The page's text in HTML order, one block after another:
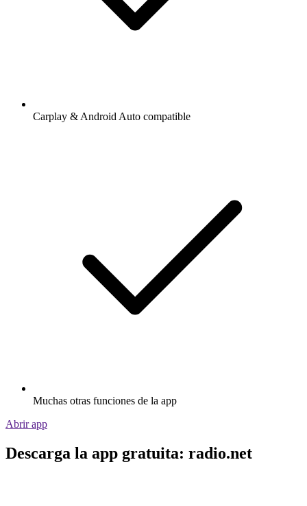
Carplay & Android Auto compatible
Muchas otras funciones de la app
Abrir app
Descarga la app gratuita: radio.net